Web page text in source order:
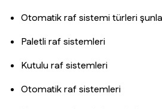
Otomatik raf sistemi türleri
Paletli raf sistemleri
Kutulu raf sistemleri
Otomatik raf sistemleri